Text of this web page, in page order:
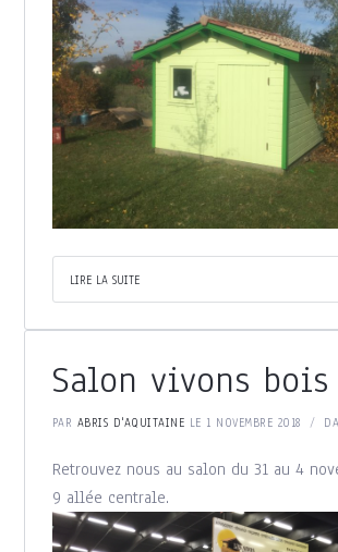
LIRE LA SUITE
Salon vivons bois
PAR ABRIS D'AQUITAINE LE 1 NOVEMBRE 2018
Retrouvez nous au salon du 31 au 4
9 allée centrale.